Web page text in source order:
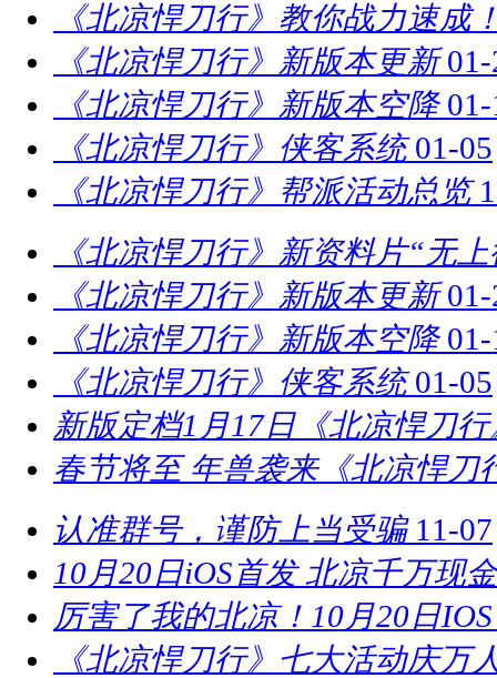
《北凉悍刀行》教你战力速成
《北凉悍刀行》新版本更新
《北凉悍刀行》新版本空降
《北凉悍刀行》侠客系统 01-05
《北凉悍刀行》帮派活动总览
《北凉悍刀行》新资料片“无
《北凉悍刀行》新版本更新
《北凉悍刀行》新版本空降
《北凉悍刀行》侠客系统 01-05
新版定档1月17日《北凉悍刀
春节将至 年兽袭来《北凉悍刀
认准群号，谨防上当受骗 11-07
10月20日iOS首发 北凉千万现
厉害了我的北凉！10月20日
《北凉悍刀行》七大活动庆万